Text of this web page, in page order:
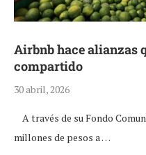
Airbnb hace alianzas
compartido
30 abril, 2026
A través de su Fondo
millones de pesos a …